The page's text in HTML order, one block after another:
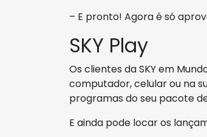
– E pronto! Agora é só
SKY Play
Os clientes da SKY em
computador, celular ou na
programas do seu pacote
E ainda pode locar os